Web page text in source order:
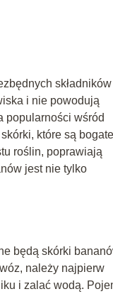
składników
i nie powodują
popularności wśród
które są
roślin, poprawiają
jest nie tylko
będą skórki
należy najpierw
i zalać wodą.